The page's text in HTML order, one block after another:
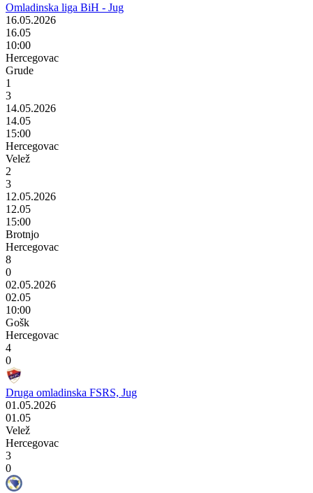
Omladinska liga BiH - Jug
16.05.2026
16.05
10:00
Hercegovac
Grude
1
3
14.05.2026
14.05
15:00
Hercegovac
Velež
2
3
12.05.2026
12.05
15:00
Brotnjo
Hercegovac
8
0
02.05.2026
02.05
10:00
Gošk
Hercegovac
4
0
Druga omladinska FSRS, Jug
01.05.2026
01.05
Velež
Hercegovac
3
0